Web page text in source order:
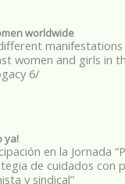
worldwide
manifestations
women and girls in
6/
ya!
en la Jornada
de cuidados con
y sindical”